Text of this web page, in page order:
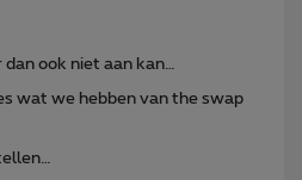
ook niet aan kan…
wat we hebben van the swap